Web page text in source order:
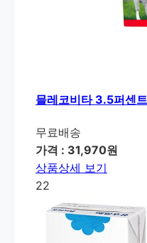
믈레코비타 3.5퍼센
무료배송
가격 : 31,970원
상품상세 보기
22